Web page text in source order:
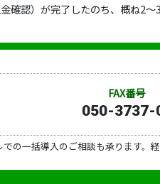
認）が完了したのち、概ね2
FAX番号
050-3737-
の一括導入のご相談も承ります。